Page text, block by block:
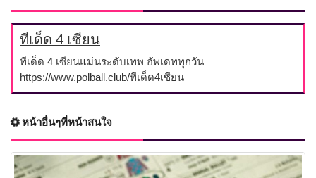
ทีเด็ด 4 เซียน
ทีเด็ด 4 เซียนแม่นระดับเทพ อัพเดททุกวัน
https://www.polball.club/ทีเด็ด4เซียน
หน้าอื่นๆที่หน้าสนใจ